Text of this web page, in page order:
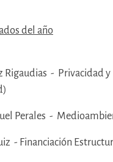
del año
Rigaudias - Privacidad y
Perales -
- Financiación